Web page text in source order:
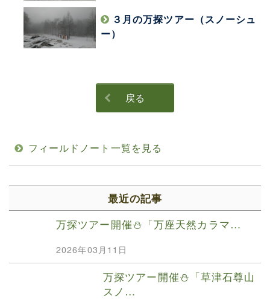
３月の万探ツアー（スノーシュ
ー）
戻る
フィールドノート一覧を見る
最近の記事
万探ツアー開催⛄️「万座天然カラマ…
2026年03月11日
万探ツアー開催⛄️「草津石尊山
スノ…